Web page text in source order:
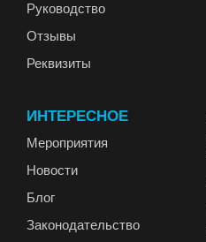
Руководство
Отзывы
Реквизиты
ИНТЕРЕСНОЕ
Мероприятия
Новости
Блог
Законодательство